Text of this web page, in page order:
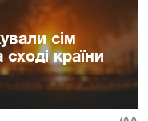
сім
країни